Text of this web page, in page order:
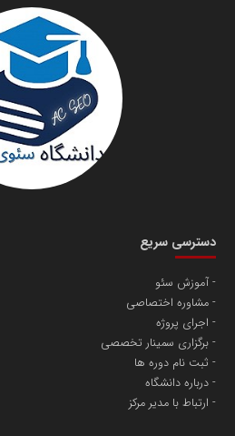
دانشگاه سئوی ایران
پایگاه اطلاع رسانی اعتلای
سازمان صنعت،معدن و تجارت
آهن و فولاد غدیر ایرانیان
تامین آهن اسفنجی تولیدکنندگان فولاد در
مریم حاج نوروز نظری
مسعودصادقی
دسترسی سریع
آموزش سئو
مشاوره اختصاصی
اجرای پروژه
برگزاری سمینار تخصصی
ثبت نام دوره ها
درباره دانشگاه
ارتباط با مدیر مرکز